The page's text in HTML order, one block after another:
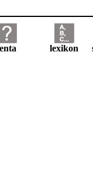
lexikon